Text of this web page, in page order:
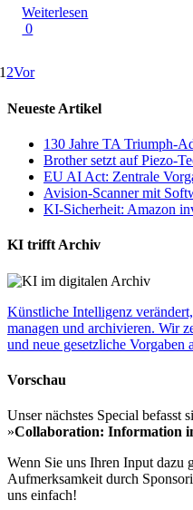
Weiterlesen
0
12Vor
Neueste Artikel
130 Jahre TA Triumph-
Brother setzt auf Piezo-
EU AI Act: Zentrale
Avision-Scanner mit
KI-Sicherheit: Amazon
KI trifft Archiv
Künstliche Intelligenz
managen und archivieren. Wir
und neue gesetzliche Vorgaben
Vorschau
Unser nächstes Special befasst
»Collaboration: Information
Wenn Sie uns Ihren Input dazu
Aufmerksamkeit durch
uns einfach!